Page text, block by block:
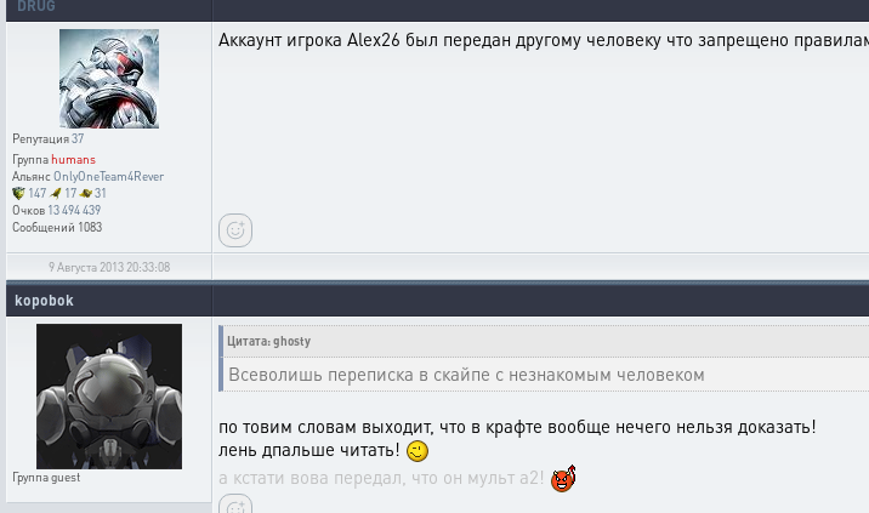
DRUG
Репутация37
Группаhumans
АльянсOnlyOneTeam4Rever
147
17
31
Очков 13 494 439
Сообщений 1083
Аккаунт игрока Alex26 был передан другому человеку что запрещено
9 Августа 2013 20:33:08
kopobok
Группаguest
Цитата: ghosty
Всеволишь переписка в скайпе с незнакомым человеком
по товим словам выходит, что в крафте вообще нечего нельзя доказать!
лень дпальше читать!
а кстати вова передал, что он мульт а2!